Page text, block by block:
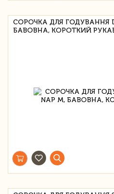
СОРОЧКА ДЛЯ ГОДУВАННЯ
БАВОВНА, КОРОТКИЙ